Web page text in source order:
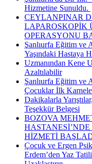
Hizmetine Sunuldu. ​
CEYLANPINAR
LAPAROSKOPİK
OPERASYONU
Şanlıurfa Eğitim ve
Yaşındaki Hastaya
Uzmanından Kene
Azaltılabilir
Şanlıurfa Eğitim ve
Çocuklar İlk
Dakikalarla
Teşekkür Belgesi
BOZOVA
HİZMETİ
Çocuk ve Ergen
Erdem’den Yaz